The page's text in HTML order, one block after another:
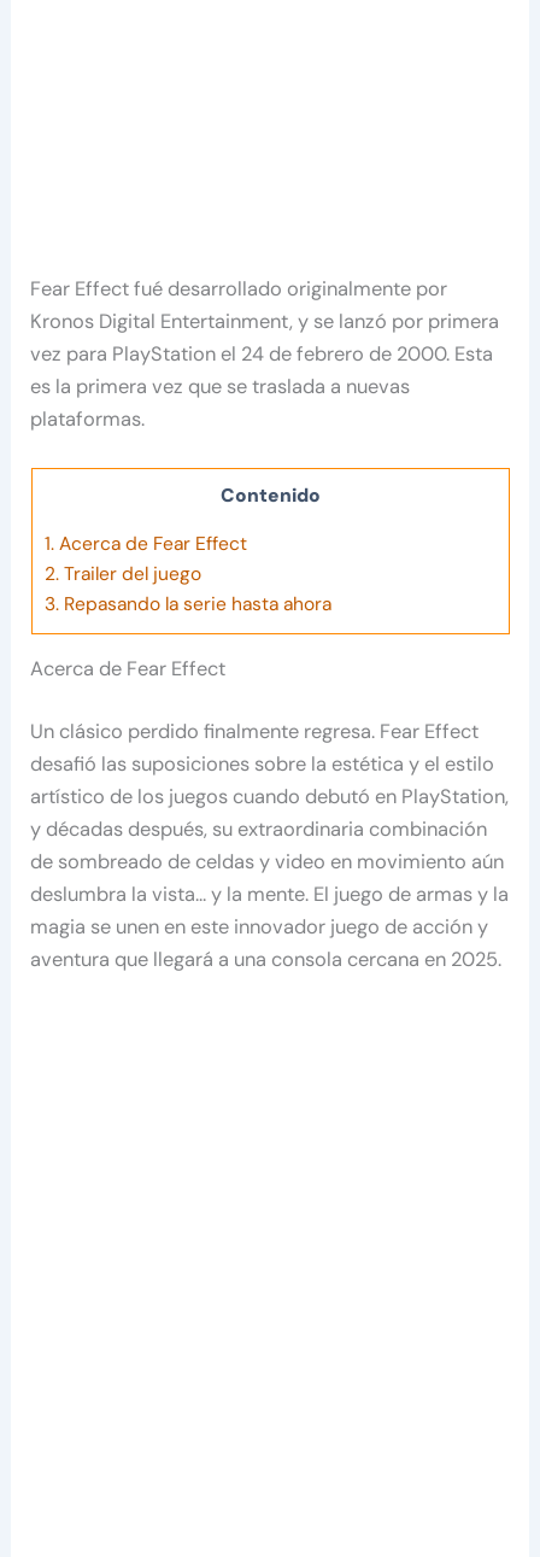
Fear Effect fué desarrollado originalmente por
Kronos Digital Entertainment, y se lanzó por primera
vez para PlayStation el 24 de febrero de 2000. Esta
es la primera vez que se traslada a nuevas
plataformas.
Contenido
1.Acerca de Fear Effect
2.Trailer del juego
3.Repasando la serie hasta ahora
Acerca de Fear Effect
Un clásico perdido finalmente regresa. Fear Effect
desafió las suposiciones sobre la estética y el estilo
artístico de los juegos cuando debutó en PlayStation,
y décadas después, su extraordinaria combinación
de sombreado de celdas y video en movimiento aún
deslumbra la vista… y la mente. El juego de armas y la
magia se unen en este innovador juego de acción y
aventura que llegará a una consola cercana en 2025.